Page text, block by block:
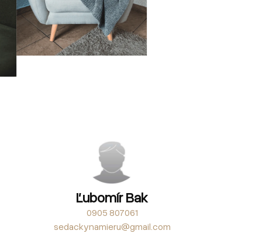
Ľubomír Bak
0905 807061
sedackynamieru@gmail.com